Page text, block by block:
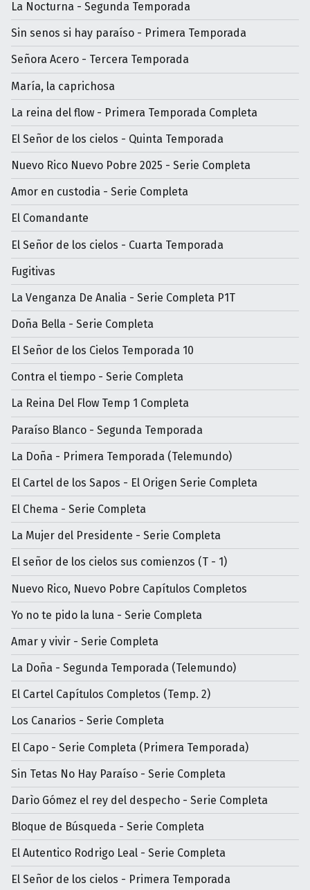
La Nocturna - Segunda Temporada
Sin senos si hay paraíso - Primera Temporada
Señora Acero - Tercera Temporada
María, la caprichosa
La reina del flow - Primera Temporada Completa
El Señor de los cielos - Quinta Temporada
Nuevo Rico Nuevo Pobre 2025 - Serie Completa
Amor en custodia - Serie Completa
El Comandante
El Señor de los cielos - Cuarta Temporada
Fugitivas
La Venganza De Analia - Serie Completa P1T
Doña Bella - Serie Completa
El Señor de los Cielos Temporada 10
Contra el tiempo - Serie Completa
La Reina Del Flow Temp 1 Completa
Paraíso Blanco - Segunda Temporada
La Doña - Primera Temporada (Telemundo)
El Cartel de los Sapos - El Origen Serie Completa
El Chema - Serie Completa
La Mujer del Presidente - Serie Completa
El señor de los cielos sus comienzos (T - 1)
Nuevo Rico, Nuevo Pobre Capítulos Completos
Yo no te pido la luna - Serie Completa
Amar y vivir - Serie Completa
La Doña - Segunda Temporada (Telemundo)
El Cartel Capítulos Completos (Temp. 2)
Los Canarios - Serie Completa
El Capo - Serie Completa (Primera Temporada)
Sin Tetas No Hay Paraíso - Serie Completa
Darìo Gómez el rey del despecho - Serie Completa
Bloque de Búsqueda - Serie Completa
El Autentico Rodrigo Leal - Serie Completa
El Señor de los cielos - Primera Temporada